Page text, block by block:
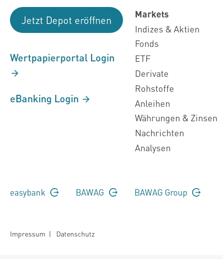
Jetzt Depot eröffnen
Wertpapierportal Login
eBanking Login
Markets
Indizes & Aktien
Fonds
ETF
Derivate
Rohstoffe
Anleihen
Währungen & Zinsen
Nachrichten
Analysen
easybank BAWAG BAWAG Group
Impressum | Datenschutz